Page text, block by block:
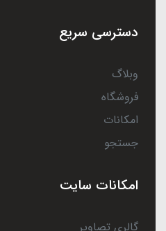
دسترسی سریع
وبلاگ
فروشگاه
امکانات
جستجو
امکانات سایت
گالری تصاویر